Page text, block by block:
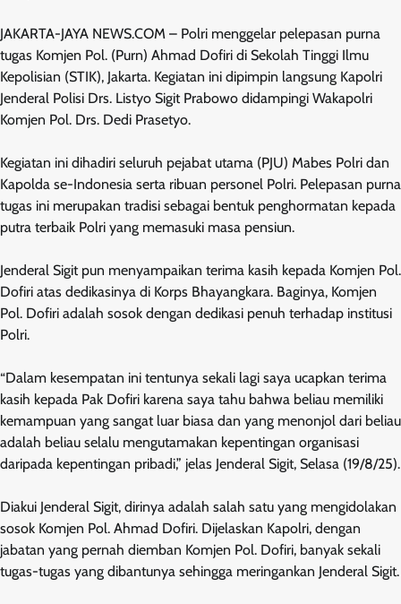
JAKARTA-JAYA NEWS.COM – Polri menggelar pelepasan purna
tugas Komjen Pol. (Purn) Ahmad Dofiri di Sekolah Tinggi Ilmu
Kepolisian (STIK), Jakarta. Kegiatan ini dipimpin langsung Kapolri
Jenderal Polisi Drs. Listyo Sigit Prabowo didampingi Wakapolri
Komjen Pol. Drs. Dedi Prasetyo.
Kegiatan ini dihadiri seluruh pejabat utama (PJU) Mabes Polri dan
Kapolda se-Indonesia serta ribuan personel Polri. Pelepasan purna
tugas ini merupakan tradisi sebagai bentuk penghormatan kepada
putra terbaik Polri yang memasuki masa pensiun.
Jenderal Sigit pun menyampaikan terima kasih kepada Komjen Pol.
Dofiri atas dedikasinya di Korps Bhayangkara. Baginya, Komjen
Pol. Dofiri adalah sosok dengan dedikasi penuh terhadap institusi
Polri.
“Dalam kesempatan ini tentunya sekali lagi saya ucapkan terima
kasih kepada Pak Dofiri karena saya tahu bahwa beliau memiliki
kemampuan yang sangat luar biasa dan yang menonjol dari beliau
adalah beliau selalu mengutamakan kepentingan organisasi
daripada kepentingan pribadi,” jelas Jenderal Sigit, Selasa (19/8/25).
Diakui Jenderal Sigit, dirinya adalah salah satu yang mengidolakan
sosok Komjen Pol. Ahmad Dofiri. Dijelaskan Kapolri, dengan
jabatan yang pernah diemban Komjen Pol. Dofiri, banyak sekali
tugas-tugas yang dibantunya sehingga meringankan Jenderal Sigit.